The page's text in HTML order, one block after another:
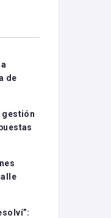
el de
gestión